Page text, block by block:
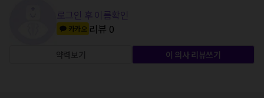
로그인 후 이름확인
카카오 리뷰 0
약력보기 이 의사 리뷰쓰기